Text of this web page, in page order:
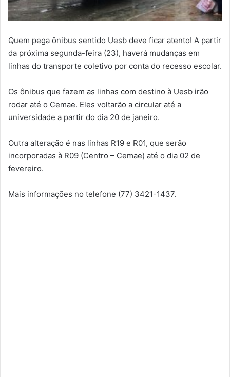
Quem pega ônibus sentido Uesb deve ficar atento! A partir
da próxima segunda-feira (23), haverá mudanças em
linhas do transporte coletivo por conta do recesso escolar.
Os ônibus que fazem as linhas com destino à Uesb irão
rodar até o Cemae. Eles voltarão a circular até a
universidade a partir do dia 20 de janeiro.
Outra alteração é nas linhas R19 e R01, que serão
incorporadas à R09 (Centro – Cemae) até o dia 02 de
fevereiro.
Mais informações no telefone (77) 3421-1437.